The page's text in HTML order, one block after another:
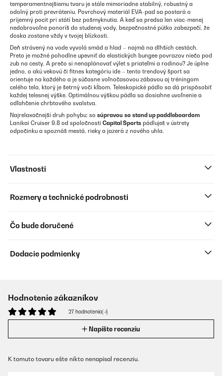
temperamentnejšiemu tvaru je stále mimoriadne stabilný, robustný a
odolný proti prevráteniu. Povrchový materiál EVA-pad sa postará o
príjemný pocit pri státí bez pošmyknutia. A keď sa predsa len viac-menej
nedobrovoľne ponoríš do studenej vody, bezpečnostné pútko zabezpečí, že
doska zostane vždy v tvojej blízkosti.
Deň strávený na vode vyvolá smäd a hlad – najmä na dlhších cestách.
Preto je možné pohodlne upevniť do elastických bungee povrazov niečo pod
zub na cesty. A prečo si nenaplánovať výlet s priateľmi a rodinou? Je úplne
jedno, o akú vekovú či fitnes kategóriu ide – tento trendový šport sa
orientuje na každého a je súčasne voľnočasovou zábavou aj tréningom
celého tela, ktorý je šetrný voči kĺbom. Teleskopické pádlo sa dá prispôsobiť
každej telesnej výške. Optimálnou výškou pádla sa dosiahne uvoľnenie a
odľahčenie chrbtového svalstva.
Najrelaxačnejší druh pohybu: so súpravou so stand up paddleboardom
Lanikai Cruiser 9.8 od spoločnosti Capital Sports pádluješ v ústrety
odpočinku a spoznáš mestá, rieky a jazerá z nového uhla.
Vlastnosti
Rozmery a technické podrobnosti
Čo bude doručené
Dodacie podmienky
Hodnotenie zákazníkov
27 hodnotenia(-í)
Napíšte recenziu
K tomuto tovaru ešte nikto nenapísal recenziu.